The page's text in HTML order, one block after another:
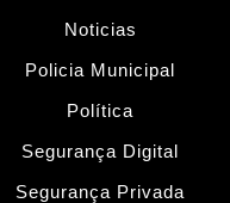
Noticias
Policia Municipal
Política
Segurança Digital
Segurança Privada